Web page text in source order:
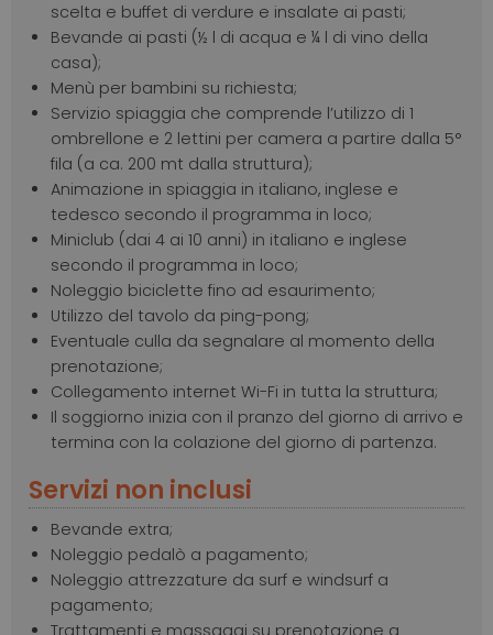
scelta e buffet di verdure e insalate ai pasti;
Bevande ai pasti (½ l di acqua e ¼ l di vino della
casa);
Menù per bambini su richiesta;
Servizio spiaggia che comprende l’utilizzo di 1
ombrellone e 2 lettini per camera a partire dalla 5°
fila (a ca. 200 mt dalla struttura);
Animazione in spiaggia in italiano, inglese e
tedesco secondo il programma in loco;
Miniclub (dai 4 ai 10 anni) in italiano e inglese
secondo il programma in loco;
Noleggio biciclette fino ad esaurimento;
Utilizzo del tavolo da ping-pong;
Eventuale culla da segnalare al momento della
prenotazione;
Collegamento internet Wi-Fi in tutta la struttura;
Il soggiorno inizia con il pranzo del giorno di arrivo e
termina con la colazione del giorno di partenza.
Servizi non inclusi
Bevande extra;
Noleggio pedalò a pagamento;
Noleggio attrezzature da surf e windsurf a
pagamento;